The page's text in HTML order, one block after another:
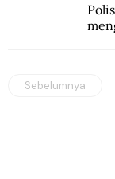
Sebelumnya